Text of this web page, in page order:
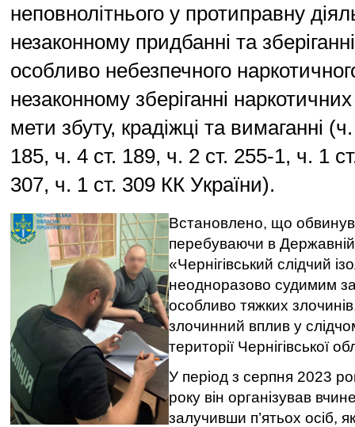
неповнолітнього у протиправну
незаконному придбанні та
особливо небезпечного
незаконному зберіганні
мети збуту, крадіжці та вимаганні
185, ч. 4 ст. 189, ч. 2 ст. 255-1, ч. 1
307, ч. 1 ст. 309 КК України).
Встановлено, що
перебуваючи в Державній
«Чернігівський слідчий
неодноразово судимим
особливо тяжких
злочинний вплив у
території Чернігівської
У період з серпня 2023
року він організував
залучивши п’ятьох осіб,